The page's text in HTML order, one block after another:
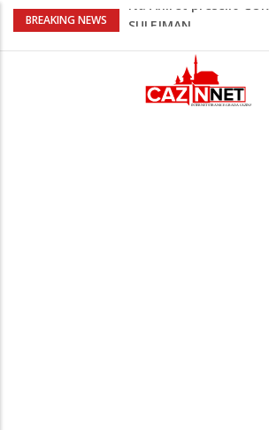
BREAKING NEWS
Kafa, umjetnost i
Poznat termin dženaze
Na Ahiret preselila